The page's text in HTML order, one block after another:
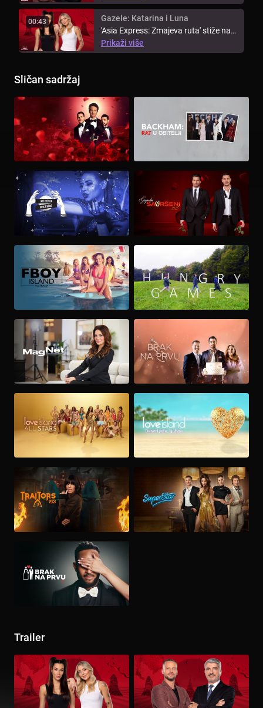
00:43
Gazele: Katarina i Luna
'Asia Express: Zmajeva ruta' stiže na
Voyo ovog rujna i donosi ...
Prikaži više
Sličan sadržaj
Trailer